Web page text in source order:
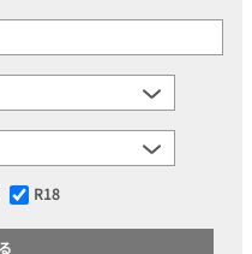
R18